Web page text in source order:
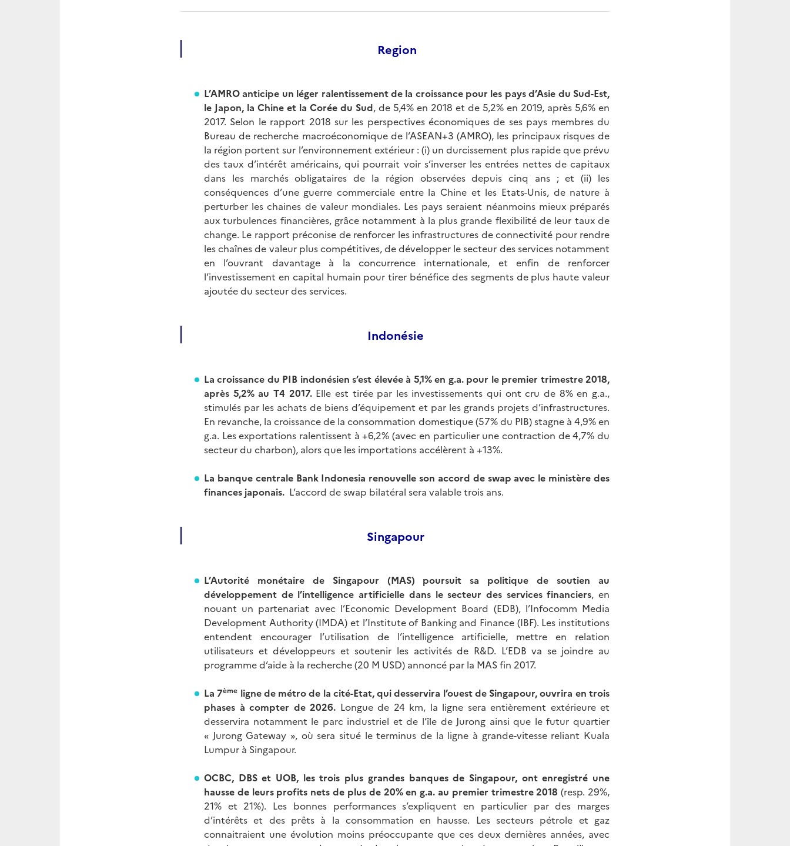
Region
L’AMRO anticipe un léger ralentissement de la croissance pour les pays d’Asie du Sud-Est,
le Japon, la Chine et la Corée du Sud, de 5,4% en 2018 et de 5,2% en 2019, après 5,6% en
2017. Selon le rapport 2018 sur les perspectives économiques de ses pays membres du
Bureau de recherche macroéconomique de l’ASEAN+3 (AMRO), les principaux risques de
la région portent sur l’environnement extérieur : (i) un durcissement plus rapide que prévu
des taux d’intérêt américains, qui pourrait voir s’inverser les entrées nettes de capitaux
dans les marchés obligataires de la région observées depuis cinq ans ; et (ii) les
conséquences d’une guerre commerciale entre la Chine et les Etats-Unis, de nature à
perturber les chaines de valeur mondiales. Les pays seraient néanmoins mieux préparés
aux turbulences financières, grâce notamment à la plus grande flexibilité de leur taux de
change. Le rapport préconise de renforcer les infrastructures de connectivité pour rendre
les chaînes de valeur plus compétitives, de développer le secteur des services notamment
en l’ouvrant davantage à la concurrence internationale, et enfin de renforcer
l’investissement en capital humain pour tirer bénéfice des segments de plus haute valeur
ajoutée du secteur des services.
Indonésie
La croissance du PIB indonésien s’est élevée à 5,1% en g.a. pour le premier trimestre 2018,
après 5,2% au T4 2017. Elle est tirée par les investissements qui ont cru de 8% en g.a.,
stimulés par les achats de biens d’équipement et par les grands projets d’infrastructures.
En revanche, la croissance de la consommation domestique (57% du PIB) stagne à 4,9% en
g.a. Les exportations ralentissent à +6,2% (avec en particulier une contraction de 4,7% du
secteur du charbon), alors que les importations accélèrent à +13%.
La banque centrale Bank Indonesia renouvelle son accord de swap avec le ministère des
finances japonais. L’accord de swap bilatéral sera valable trois ans.
Singapour
L’Autorité monétaire de Singapour (MAS) poursuit sa politique de soutien au
développement de l’intelligence artificielle dans le secteur des services financiers, en
nouant un partenariat avec l’Economic Development Board (EDB), l’Infocomm Media
Development Authority (IMDA) et l’Institute of Banking and Finance (IBF). Les institutions
entendent encourager l’utilisation de l’intelligence artificielle, mettre en relation
utilisateurs et développeurs et soutenir les activités de R&D. L’EDB va se joindre au
programme d’aide à la recherche (20 M USD) annoncé par la MAS fin 2017.
La 7ème ligne de métro de la cité-Etat, qui desservira l’ouest de Singapour, ouvrira en trois
phases à compter de 2026. Longue de 24 km, la ligne sera entièrement extérieure et
desservira notamment le parc industriel et de l’île de Jurong ainsi que le futur quartier
« Jurong Gateway », où sera situé le terminus de la ligne à grande-vitesse reliant Kuala
Lumpur à Singapour.
OCBC, DBS et UOB, les trois plus grandes banques de Singapour, ont enregistré une
hausse de leurs profits nets de plus de 20% en g.a. au premier trimestre 2018(resp. 29%,
21% et 21%). Les bonnes performances s’expliquent en particulier par des marges
d’intérêts et des prêts à la consommation en hausse. Les secteurs pétrole et gaz
connaitraient une évolution moins préoccupante que ces deux dernières années, avec